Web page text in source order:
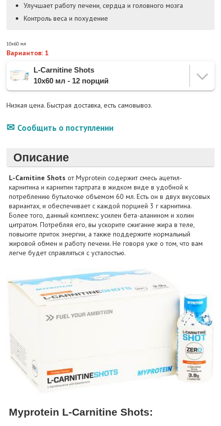
Улучшает работу печени, сердца и головного мозга
Контроль веса и похудение
10x60 мл
Вариантов: 1
L-Carnitine Shots
10x60 мл - 12 порций
Низкая цена. Быстрая доставка, есть самовывоз.
Сообщить о поступлении
Описание
L-Carnitine Shots от Myprotein содержит смесь ацетил-
карнитина и карнитин тартрата в жидком виде в удобной к
потреблению бутылочке объемом 60 мл. Есть он в двух вкусовых
вариантах, и обеспечивает с каждой порцией 3 г карнитина.
Более того, данный комплекс усилен бета-аланином и холин
цитратом. Потребляя его, вы ускорите сжигание жира в теле,
повысите приток энергии, а также поддержите нормальный
жировой обмен и работу печени. Не говоря уже о том, что вам
легче будет справляться с усталостью.
Myprotein L-Carnitine Shots: